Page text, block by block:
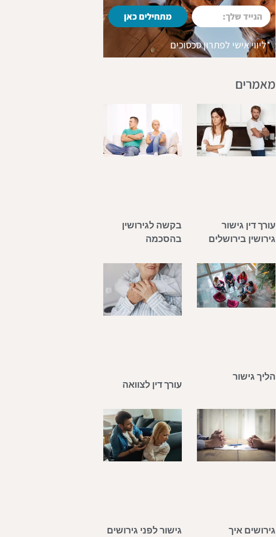
מתחילים כאן
*ליווי אישי לפתרון סכסוכים
מאמרים
עורך דין גישור
גירושין בירושלים
בקשה לגירושין
בהסכמה
הליך גישור
עורך דין לצוואה
גירושים איך
גישור לפני גירושים